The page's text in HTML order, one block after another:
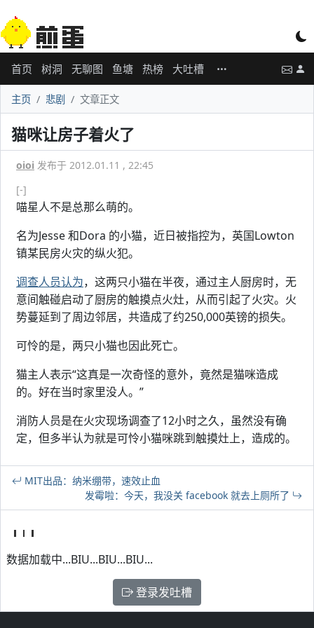
首页 树洞 无聊图 鱼塘 热榜 大吐槽
主页 悲剧 文章正文
猫咪让房子着火了
oioi 发布于 2012.01.11 , 22:45
[-]
喵星人不是总那么萌的。
名为Jesse 和Dora 的小猫，近日被指控为，英国Lowton
镇某民房火灾的纵火犯。
调查人员认为，这两只小猫在半夜，通过主人厨房时，无
意间触碰启动了厨房的触摸点火灶，从而引起了火灾。火
势蔓延到了周边邻居，共造成了约250,000英镑的损失。
可怜的是，两只小猫也因此死亡。
猫主人表示“这真是一次奇怪的意外，竟然是猫咪造成
的。好在当时家里没人。”
消防人员是在火灾现场调查了12小时之久，虽然没有确
定，但多半认为就是可怜小猫咪跳到触摸灶上，造成的。
MIT出品：纳米绷带，速效止血
发霉啦：今天，我没关 facebook 就去上厕所了
数据加载中...BIU...BIU...BIU...
登录发吐槽